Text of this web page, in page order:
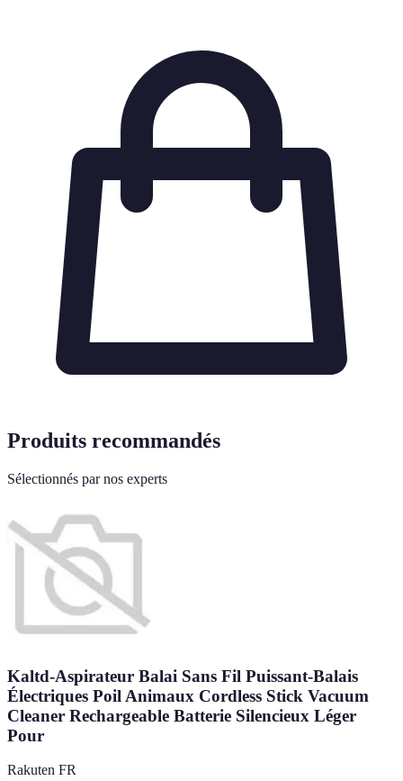
Produits recommandés
Sélectionnés par nos experts
Kaltd-Aspirateur Balai Sans Fil Puissant-Balais
Électriques Poil Animaux Cordless Stick Vacuum
Cleaner Rechargeable Batterie Silencieux Léger
Pour
Rakuten FR